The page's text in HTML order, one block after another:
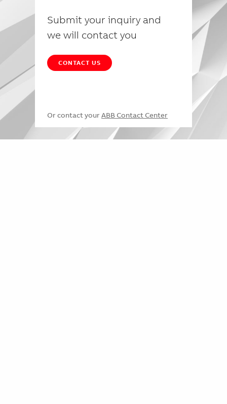
Submit your inquiry and
we will contact you
CONTACT US
Or contact your ABB Contact Center